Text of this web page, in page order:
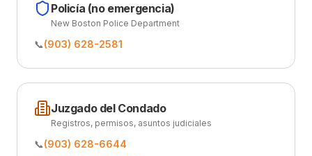
Policía (no emergencia)
New Boston Police Department
📞(903) 628-2581
Juzgado del Condado
Registros, permisos, asuntos judiciales
📞(903) 628-6644